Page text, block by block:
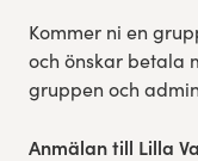
Kommer ni en
och önskar betala
gruppen och
Anmälan till Lilla